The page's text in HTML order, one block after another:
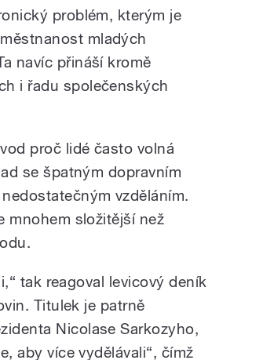
problém, kterým je
mladých
navíc přináší kromě
i řadu společenských
proč lidé často volná
se špatným dopravním
vzděláním.
mnohem složitější než
tak reagoval levicový deník
Titulek je patrně
Nicolase Sarkozyho,
aby více vydělávali“, čímž